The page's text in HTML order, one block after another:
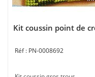
Kit coussin point de
PN-0008692